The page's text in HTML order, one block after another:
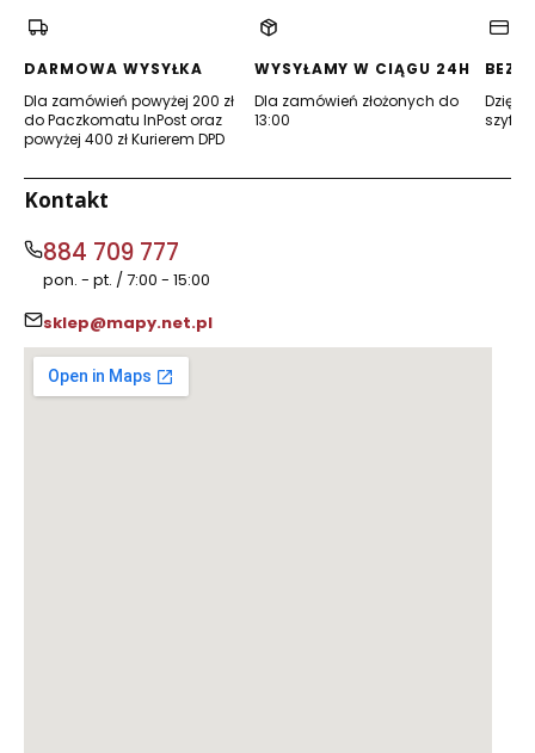
DARMOWA WYSYŁKA
Dla zamówień powyżej 200 zł
do Paczkomatu InPost oraz
powyżej 400 zł Kurierem DPD
WYSYŁAMY W CIĄGU 24H
Dla zamówień złożonych do
13:00
Dzięki
Kontakt
884 709 777
pon. - pt. / 7:00 - 15:00
sklep@mapy.net.pl